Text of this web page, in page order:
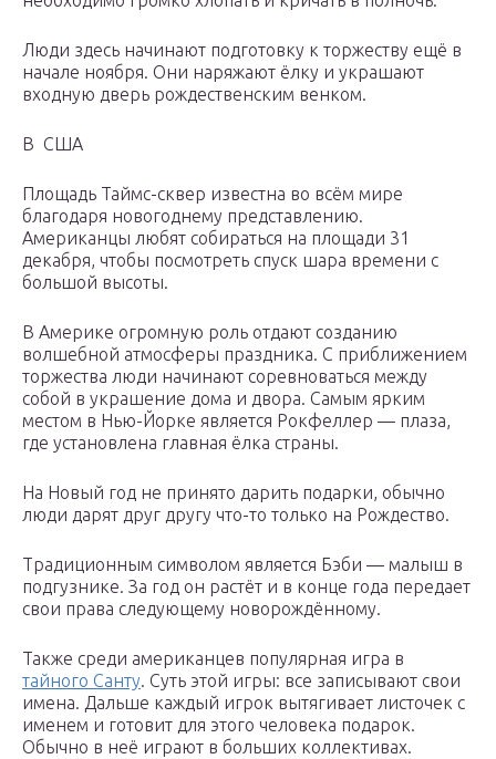
Люди здесь начинают подготовку к торжеству ещё в
начале ноября. Они наряжают ёлку и украшают
входную дверь рождественским венком.
В США
Площадь Таймс-сквер известна во всём мире
благодаря новогоднему представлению.
Американцы любят собираться на площади 31
декабря, чтобы посмотреть спуск шара времени с
большой высоты.
В Америке огромную роль отдают созданию
волшебной атмосферы праздника. С приближением
торжества люди начинают соревноваться между
собой в украшение дома и двора. Самым ярким
местом в Нью-Йорке является Рокфеллер — плаза,
где установлена главная ёлка страны.
На Новый год не принято дарить подарки, обычно
люди дарят друг другу что-то только на Рождество.
Традиционным символом является Бэби — малыш в
подгузнике. За год он растёт и в конце года передает
свои права следующему новорождённому.
Также среди американцев популярная игра в
тайного Санту. Суть этой игры: все записывают свои
имена. Дальше каждый игрок вытягивает листочек с
именем и готовит для этого человека подарок.
Обычно в неё играют в больших коллективах.